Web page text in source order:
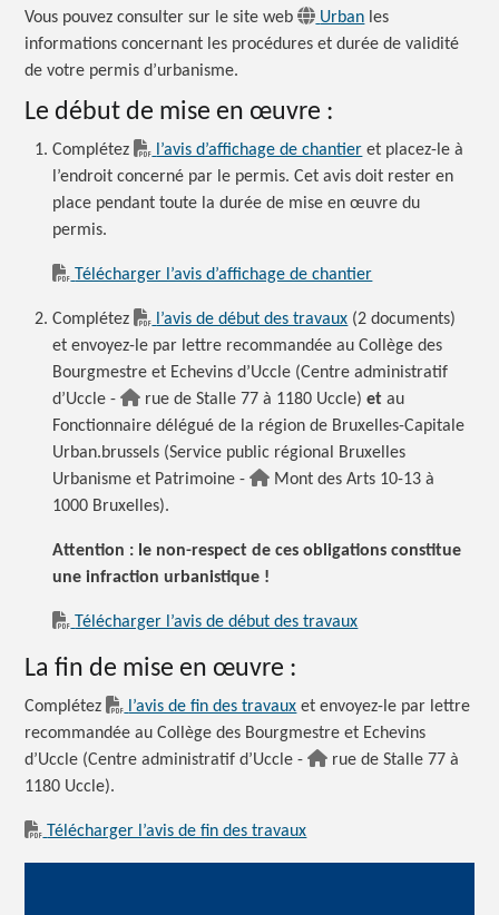
Vous pouvez consulter sur le site web Urban les
informations concernant les procédures et durée de validité
de votre permis d’urbanisme.
Le début de mise en œuvre :
Complétez l’avis d’affichage de chantier et placez-le à
l’endroit concerné par le permis. Cet avis doit rester en
place pendant toute la durée de mise en œuvre du
permis.
Télécharger l’avis d’affichage de chantier
Complétez l’avis de début des travaux (2 documents)
et envoyez-le par lettre recommandée au Collège des
Bourgmestre et Echevins d’Uccle (Centre administratif
d’Uccle -
rue de Stalle 77 à 1180 Uccle)et au
Fonctionnaire délégué de la région de Bruxelles-Capitale
Urban.brussels (Service public régional Bruxelles
Urbanisme et Patrimoine -
Mont des Arts 10-13 à
1000 Bruxelles).
Attention : le non-respect de ces obligations constitue
une infraction urbanistique !
Télécharger l’avis de début des travaux
La fin de mise en œuvre :
Complétez l’avis de fin des travaux et envoyez-le par lettre
recommandée au Collège des Bourgmestre et Echevins
d’Uccle (Centre administratif d’Uccle -
rue de Stalle 77 à
1180 Uccle).
Télécharger l’avis de fin des travaux